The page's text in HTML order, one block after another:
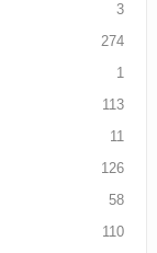
3
274
1
113
11
126
58
110